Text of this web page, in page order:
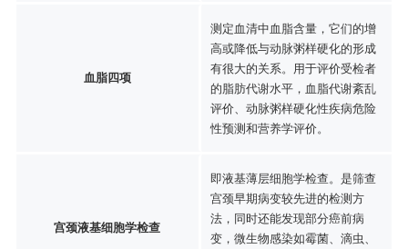
血脂四项
测定血清中血脂含量，它们的增
高或降低与动脉粥样硬化的形成
有很大的关系。用于评价受检者
的脂肪代谢水平，血脂代谢紊乱
评价、动脉粥样硬化性疾病危险
性预测和营养学评价。
宫颈液基细胞学检查
即液基薄层细胞学检查。是筛查
宫颈早期病变较先进的检测方
法，同时还能发现部分癌前病
变，微生物感染如霉菌、滴虫、